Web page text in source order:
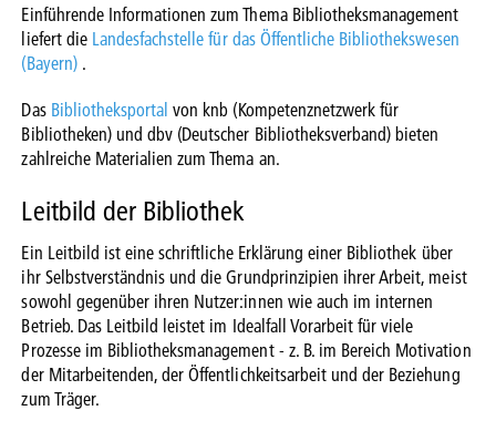
Einführende Informationen zum Thema Bibliotheksmanagement
liefert die Landesfachstelle für das Öffentliche Bibliothekswesen
(Bayern).
DasBibliotheksportal von knb (Kompetenznetzwerk für
Bibliotheken) und dbv (Deutscher Bibliotheksverband) bieten
zahlreiche Materialien zum Thema an.
Leitbild der Bibliothek
Ein Leitbild ist eine schriftliche Erklärung einer Bibliothek über
ihr Selbstverständnis und die Grundprinzipien ihrer Arbeit, meist
sowohl gegenüber ihren Nutzer:innen wie auch im internen
Betrieb. Das Leitbild leistet im Idealfall Vorarbeit für viele
Prozesse im Bibliotheksmanagement - z. B. im Bereich Motivation
der Mitarbeitenden, der Öffentlichkeitsarbeit und der Beziehung
zum Träger.